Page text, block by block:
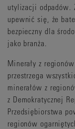
utylizacji odpadów.
upewnić się, że
bezpieczny dla
jako branża.
Minerały z
przestrzega
minerałów z
z Demokratycznej
Przedsiębiorstwa
regionów